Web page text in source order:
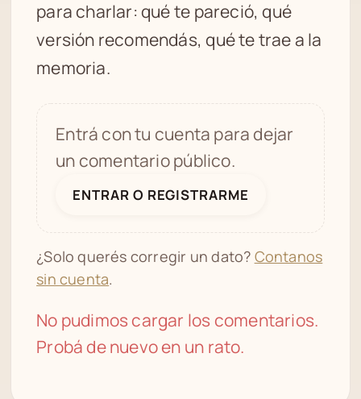
para charlar: qué te pareció, qué
versión recomendás, qué te trae a la
memoria.
Entrá con tu cuenta para dejar
un comentario público.
ENTRAR O REGISTRARME
¿Solo querés corregir un dato? Contanos
sin cuenta.
No pudimos cargar los comentarios.
Probá de nuevo en un rato.